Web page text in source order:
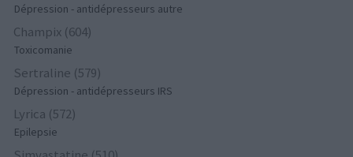
Dépression - antidépresseurs autre
Champix (604)
Toxicomanie
Sertraline (579)
Dépression - antidépresseurs IRS
Lyrica (572)
Epilepsie